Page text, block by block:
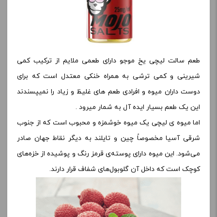
طعم سالت لیچی یخ موجو دارای طعمی ملایم از ترکیب کمی
شیرینی و کمی ترشی به همراه خنکی معتدل است که برای
دوست داران میوه و افرادی طعم های غلیظ و زیاد را نمیپسندند
این یک طعم بسیار ایده آل به شمار میرود .
اما میوه ی لیچی یک میوه خوشمزه و محبوب است که از جنوب
شرقی آسیا مخصوصاً چین و تایلند به دیگر نقاط جهان صادر
می‌شود. این میوه دارای پوسته‌ی قرمز رنگ و پوشیده از خزه‌های
کوچک است که داخل آن گلوبول‌های شفاف قرار دارند.